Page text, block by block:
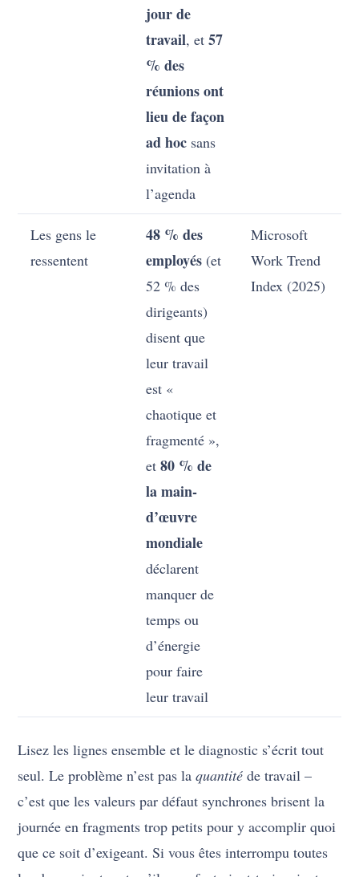
jour de
travail, et57
% des
réunions ont
lieu de façon
ad hoc sans
invitation à
l’agenda
Les gens le
ressentent
48 % des
employés (et
52 % des
dirigeants)
disent que
leur travail
est «
chaotique et
fragmenté »,
et80 % de
la main-
d’œuvre
mondiale
déclarent
manquer de
temps ou
d’énergie
pour faire
leur travail
Microsoft
Work Trend
Index (2025)
Lisez les lignes ensemble et le diagnostic s’écrit tout
seul. Le problème n’est pas laquantité de travail –
c’est que les valeurs par défaut synchrones brisent la
journée en fragments trop petits pour y accomplir quoi
que ce soit d’exigeant. Si vous êtes interrompu toutes